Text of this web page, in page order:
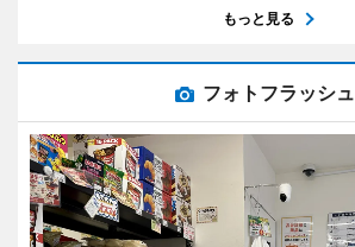
もっと見る
フォトフラッシュ